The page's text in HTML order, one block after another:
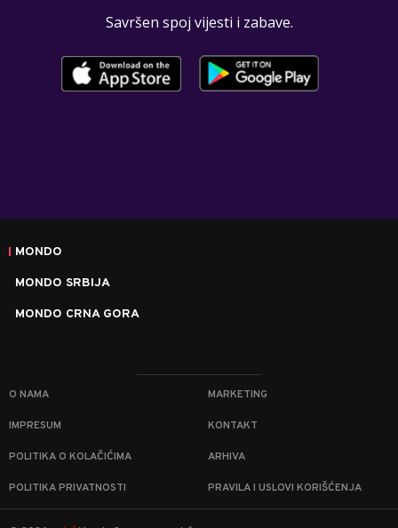
Savršen spoj vijesti i zabave.
MONDO
MONDO SRBIJA
MONDO CRNA GORA
O NAMA MARKETING
IMPRESUM KONTAKT
POLITIKA O KOLAČIĆIMA ARHIVA
POLITIKA PRIVATNOSTI PRAVILA I USLOVI KORIŠĆENJA